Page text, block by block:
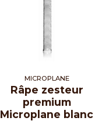
MICROPLANE
Râpe zesteur
premium
Microplane blanc